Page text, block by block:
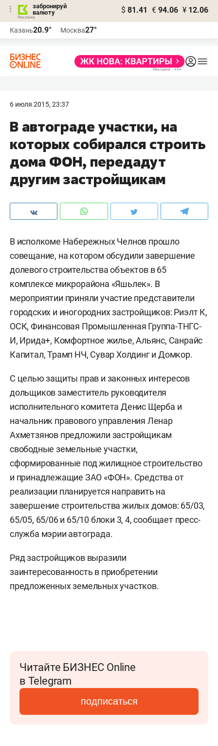
забронируй
валюту
$ 81.41 € 94.06 ¥ 12.06
Казань20.9° Москва27°
6 июля 2015, 23:37
В автограде участки, на
которых собирался строить
дома ФОН, передадут
другим застройщикам
В исполкоме Набережных Челнов прошло
совещание, на котором обсудили завершение
долевого строительства объектов в 65
комплексе микрорайона «Яшьлек». В
мероприятии приняли участие представители
городских и иногородних застройщиков: Риэлт К,
ОСК, Финансовая Промышленная Группа-ТНГС-
И, Ирида+, Комфортное жилье, Альянс, Санрайс
Капитал, Трамп НЧ, Сувар Холдинг и Домкор.
С целью защиты прав и законных интересов
дольщиков заместитель руководителя
исполнительного комитета Денис Щерба и
начальник правового управления Ленар
Ахметзянов предложили застройщикам
свободные земельные участки,
сформированные под жилищное строительство
и принадлежащие ЗАО «ФОН». Средства от
реализации планируется направить на
завершение строительства жилых домов: 65/03,
65/05, 65/06 и 65/10 блоки 3, 4, сообщает пресс-
служба мэрии автограда.
Ряд застройщиков выразили
заинтересованность в приобретении
предложенных земельных участков.
Читайте БИЗНЕС Online
в Telegram
подписаться